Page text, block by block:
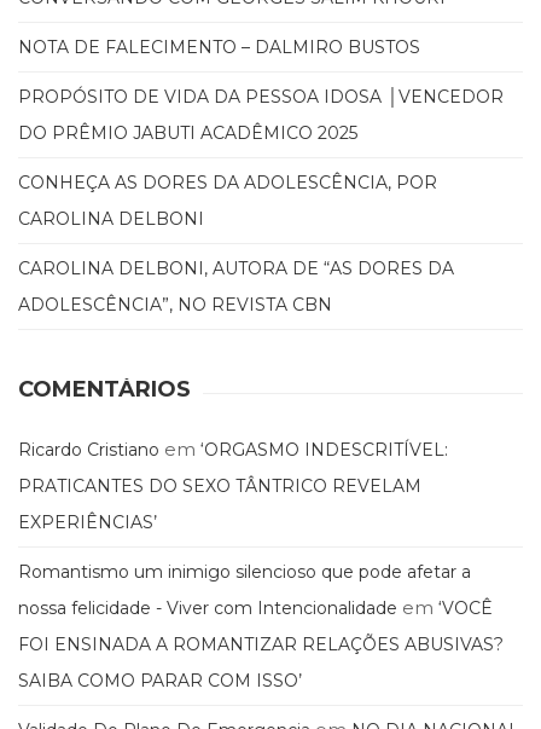
NOTA DE FALECIMENTO – DALMIRO BUSTOS
PROPÓSITO DE VIDA DA PESSOA IDOSA │VENCEDOR
DO PRÊMIO JABUTI ACADÊMICO 2025
CONHEÇA AS DORES DA ADOLESCÊNCIA, POR
CAROLINA DELBONI
CAROLINA DELBONI, AUTORA DE “AS DORES DA
ADOLESCÊNCIA”, NO REVISTA CBN
COMENTÁRIOS
Ricardo Cristiano em ‘ORGASMO INDESCRITÍVEL:
PRATICANTES DO SEXO TÂNTRICO REVELAM
EXPERIÊNCIAS’
Romantismo um inimigo silencioso que pode afetar a
nossa felicidade - Viver com Intencionalidade em ‘VOCÊ
FOI ENSINADA A ROMANTIZAR RELAÇÕES ABUSIVAS?
SAIBA COMO PARAR COM ISSO’